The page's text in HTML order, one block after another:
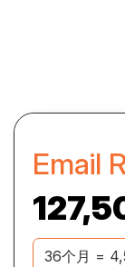
Email